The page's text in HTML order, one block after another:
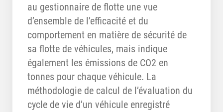
au gestionnaire de flotte une vue
d’ensemble de l’efficacité et du
comportement en matière de sécurité de
sa flotte de véhicules, mais indique
également les émissions de CO2 en
tonnes pour chaque véhicule. La
méthodologie de calcul de l’évaluation du
cycle de vie d’un véhicule enregistré